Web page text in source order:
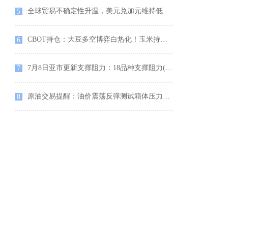
5 全球贸易不确定性升温，美元兑加元维持低位震荡
6 CBOT持仓：大豆多空博弈白热化！玉米持仓暴露空头野心，破位倒计时？
7 7月8日亚市更新支撑阻力：18品种支撑阻力(金银铂钯原油天然气铜及十大货币对)
8 原油交易提醒：油价震荡反弹测试箱体压力，但受全球贸易情绪影响限制反弹幅度，短期维持区间震荡